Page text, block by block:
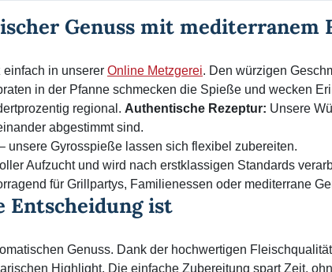
Genuss mit mediterranem
in unserer Online Metzgerei. Den würzigen
in der Pfanne schmecken die Spieße und wecken
regional. Authentische Rezeptur: Unsere
abgestimmt sind.
unsere Gyrosspieße lassen sich flexibel zubereiten.
Aufzucht und wird nach erstklassigen Standards
für Grillpartys, Familienessen oder mediterrane
Entscheidung ist
Genuss. Dank der hochwertigen
Highlight. Die einfache Zubereitung spart Zeit,